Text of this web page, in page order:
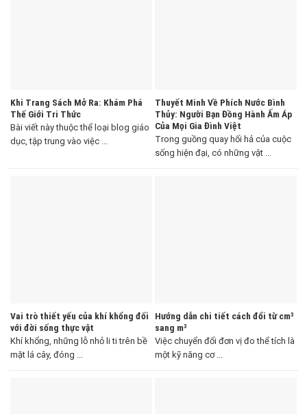
Khi Trang Sách Mở Ra: Khám Phá
Thế Giới Tri Thức
Bài viết này thuộc thể loại blog giáo
dục, tập trung vào việc ...
Thuyết Minh Về Phích Nước Bình
Thủy: Người Bạn Đồng Hành Ấm Áp
Của Mọi Gia Đình Việt
Trong guồng quay hối hả của cuộc
sống hiện đại, có những vật ...
Vai trò thiết yếu của khí khổng đối
với đời sống thực vật
Khí khổng, những lỗ nhỏ li ti trên bề
mặt lá cây, đóng ...
Hướng dẫn chi tiết cách đổi từ cm³
sang m³
Việc chuyển đổi đơn vị đo thể tích là
một kỹ năng cơ ...